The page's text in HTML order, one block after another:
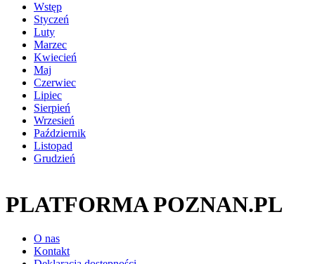
Wstęp
Styczeń
Luty
Marzec
Kwiecień
Maj
Czerwiec
Lipiec
Sierpień
Wrzesień
Październik
Listopad
Grudzień
PLATFORMA POZNAN.PL
O nas
Kontakt